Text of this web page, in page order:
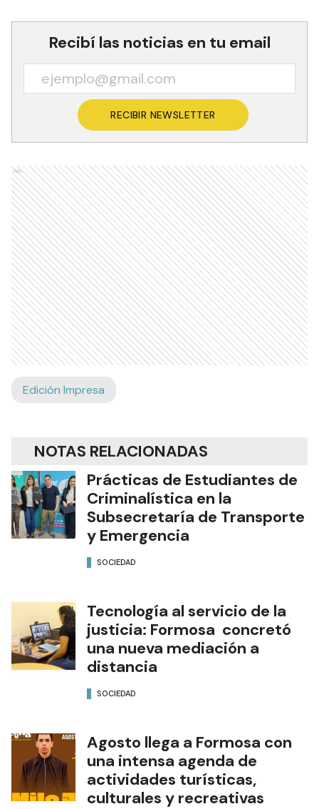
Recibí las noticias en tu email
RECIBIR NEWSLETTER
Ads
Edición Impresa
NOTAS RELACIONADAS
Prácticas de Estudiantes de
Criminalística en la
Subsecretaría de Transporte
y Emergencia
SOCIEDAD
Tecnología al servicio de la
justicia: Formosa concretó
una nueva mediación a
distancia
SOCIEDAD
Agosto llega a Formosa con
una intensa agenda de
actividades turísticas,
culturales y recreativas